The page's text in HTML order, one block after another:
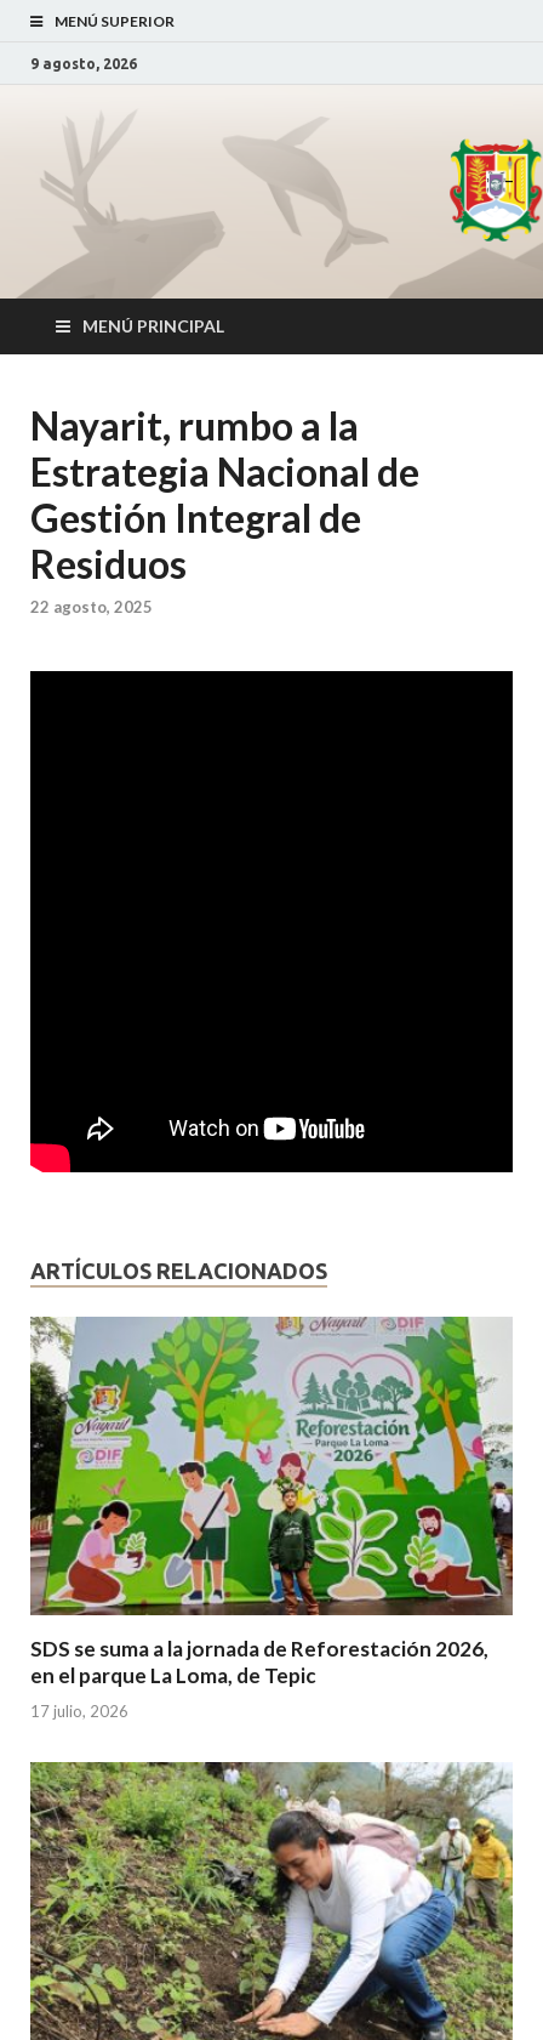
MENÚ SUPERIOR
9 agosto, 2026
Secretaría de
Desarrollo
Sustentable
SDS Nayarit
_
MENÚ PRINCIPAL
Nayarit, rumbo a la
Estrategia Nacional de
Gestión Integral de
Residuos
22 agosto, 2025
ARTÍCULOS RELACIONADOS
SDS se suma a la jornada de Reforestación 2026,
en el parque La Loma, de Tepic
17 julio, 2026